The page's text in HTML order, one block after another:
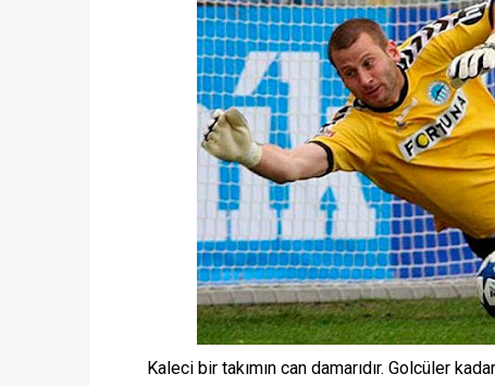
Kaleci bir takımın can damarıdır. Golcüler